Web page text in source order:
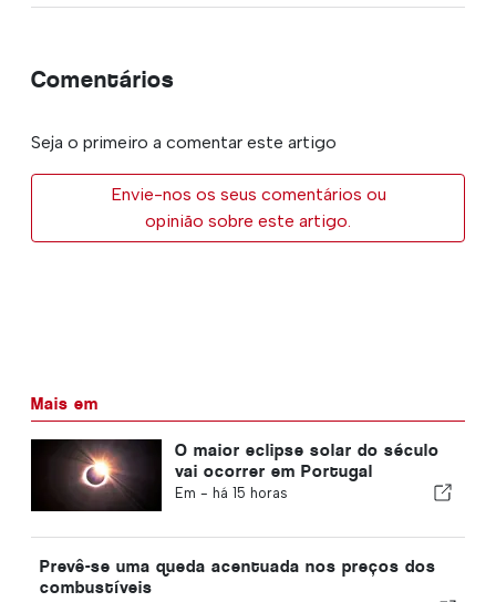
Comentários
Seja o primeiro a comentar este artigo
Envie-nos os seus comentários ou
opinião sobre este artigo.
Mais em
O maior eclipse solar do século
vai ocorrer em Portugal
Em - há 15 horas
Prevê-se uma queda acentuada nos preços dos
combustíveis